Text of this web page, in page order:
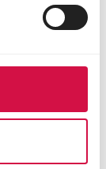
eraan dat
is. Honden